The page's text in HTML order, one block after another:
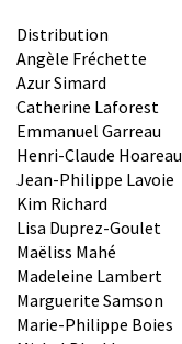
Distribution
Angèle Fréchette
Azur Simard
Catherine Laforest
Emmanuel Garreau
Henri-Claude Hoareau
Jean-Philippe Lavoie
Kim Richard
Lisa Duprez-Goulet
Maëliss Mahé
Madeleine Lambert
Marguerite Samson
Marie-Philippe Boies